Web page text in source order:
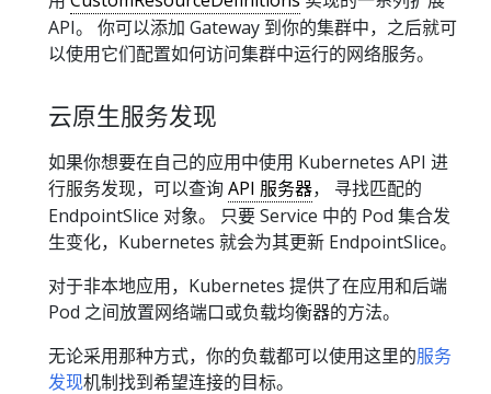
API。 你可以添加 Gateway 到你的集群中，之后就可
以使用它们配置如何访问集群中运行的网络服务。
云原生服务发现
如果你想要在自己的应用中使用 Kubernetes API 进
行服务发现，可以查询 API 服务器， 寻找匹配的
EndpointSlice 对象。 只要 Service 中的 Pod 集合发
生变化，Kubernetes 就会为其更新 EndpointSlice。
对于非本地应用，Kubernetes 提供了在应用和后端
Pod 之间放置网络端口或负载均衡器的方法。
无论采用那种方式，你的负载都可以使用这里的服务
发现机制找到希望连接的目标。